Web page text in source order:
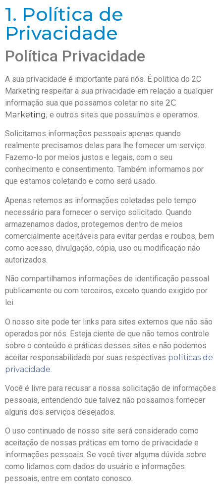
1. Política de
Privacidade
Política Privacidade
A sua privacidade é importante para nós. É política do 2C
Marketing respeitar a sua privacidade em relação a qualquer
informação sua que possamos coletar no site 2C
Marketing, e outros sites que possuímos e operamos.
Solicitamos informações pessoais apenas quando
realmente precisamos delas para lhe fornecer um serviço.
Fazemo-lo por meios justos e legais, com o seu
conhecimento e consentimento. Também informamos por
que estamos coletando e como será usado.
Apenas retemos as informações coletadas pelo tempo
necessário para fornecer o serviço solicitado. Quando
armazenamos dados, protegemos dentro de meios
comercialmente aceitáveis ​​para evitar perdas e roubos, bem
como acesso, divulgação, cópia, uso ou modificação não
autorizados.
Não compartilhamos informações de identificação pessoal
publicamente ou com terceiros, exceto quando exigido por
lei.
O nosso site pode ter links para sites externos que não são
operados por nós. Esteja ciente de que não temos controle
sobre o conteúdo e práticas desses sites e não podemos
aceitar responsabilidade por suas respectivas políticas de
privacidade
Você é livre para recusar a nossa solicitação de informações
pessoais, entendendo que talvez não possamos fornecer
alguns dos serviços desejados.
O uso continuado de nosso site será considerado como
aceitação de nossas práticas em torno de privacidade e
informações pessoais. Se você tiver alguma dúvida sobre
como lidamos com dados do usuário e informações
pessoais, entre em contato conosco.